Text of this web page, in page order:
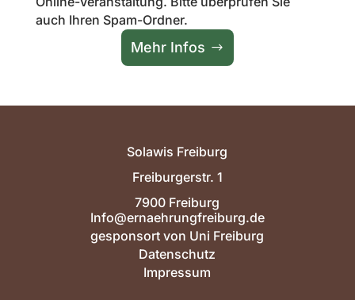
auch Ihren Spam-Ordner.
Mehr Infos
Solawis Freiburg
Freiburgerstr. 1
7900 Freiburg
Info@ernaehrungfreiburg.de
gesponsort von Uni Freiburg
Datenschutz
Impressum